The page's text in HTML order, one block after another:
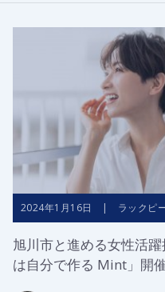
2024年1月16日 | ラックピ
旭川市と進める女性活
は自分で作る Mint」開